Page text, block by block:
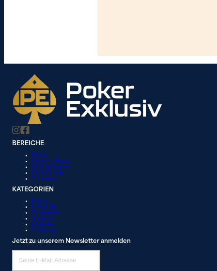
BEREICHE
Poker
Casino News
Online News
City Guide
Turniere
KATEGORIEN
News
Lifestyle
Strategie
Videos
Galerie
Liveblog
Jetzt zu unserem Newsletter anmelden